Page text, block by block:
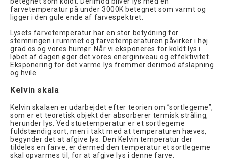
farvetemperatur på under 3000K betegnet som varmt og
ligger i den gule ende af farvespektret.
Lysets farvetemperatur har en stor betydning for
stemningen i rummet og farvetemperaturen påvirker i høj
grad os og vores humør. Når vi eksponeres for koldt lys i
løbet af dagen øger det vores energiniveau og effektivitet.
Eksponering for det varme lys fremmer derimod afslapning
og hvile.
Kelvin skala
Kelvin skalaen er udarbejdet efter teorien om ”sortlegeme”,
som er et teoretisk objekt der absorberer termisk stråling,
herunder lys. Ved stuetemperatur er et sortlegeme
fuldstændig sort, men i takt med at temperaturen hæves,
begynder det at afgive lys. Den Kelvin temperatur der
tildeles en farve, er dermed den temperatur et sortlegeme
skal opvarmes til, for at afgive lys i denne farve.